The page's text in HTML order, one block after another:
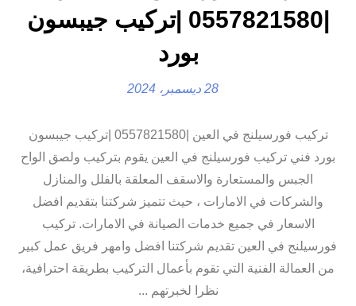
|0557821580 |تركيب جيبسون
بورد
28 ديسمبر، 2024
تركيب فورسيلنج في العين |0557821580 |تركيب جيبسون
بورد فني تركيب فورسيلنج في العين يقوم بتركيب ولصق الواح
الجبس والمستعارة والاسقف المعلقة بالفلل والمنازل
والشركات في الامارات ، حيث تتميز شركتنا بتقديم افضل
الاسعار في جميع خدمات الصيانة في الامارات. تركيب
فورسيلنج في العين تقديم شركتنا افضل وامهر فريق عمل كبير
من العمالة الفنية التي تقوم بأعمال التركيب بطريقة احترافية،
نظرا لخبرتهم ...